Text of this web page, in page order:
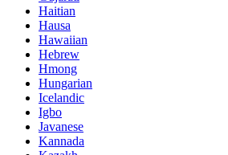
Haitian
Hausa
Hawaiian
Hebrew
Hmong
Hungarian
Icelandic
Igbo
Javanese
Kannada